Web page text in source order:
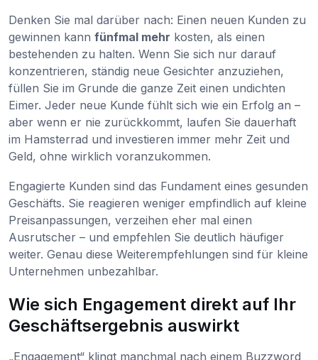
Denken Sie mal darüber nach: Einen neuen Kunden zu
gewinnen kann fünfmal mehr kosten, als einen
bestehenden zu halten. Wenn Sie sich nur darauf
konzentrieren, ständig neue Gesichter anzuziehen,
füllen Sie im Grunde die ganze Zeit einen undichten
Eimer. Jeder neue Kunde fühlt sich wie ein Erfolg an –
aber wenn er nie zurückkommt, laufen Sie dauerhaft
im Hamsterrad und investieren immer mehr Zeit und
Geld, ohne wirklich voranzukommen.
Engagierte Kunden sind das Fundament eines gesunden
Geschäfts. Sie reagieren weniger empfindlich auf kleine
Preisanpassungen, verzeihen eher mal einen
Ausrutscher – und empfehlen Sie deutlich häufiger
weiter. Genau diese Weiterempfehlungen sind für kleine
Unternehmen unbezahlbar.
Wie sich Engagement direkt auf Ihr
Geschäftsergebnis auswirkt
„Engagement“ klingt manchmal nach einem Buzzword